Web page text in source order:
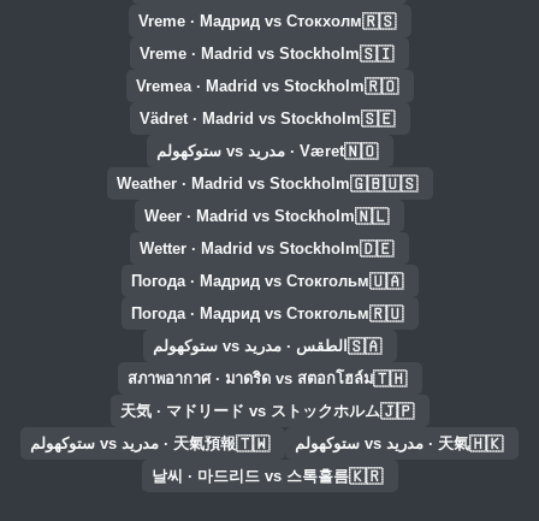
🇷🇸
Vreme · Мадрид vs Стокхолм
🇸🇮
Vreme · Madrid vs Stockholm
🇷🇴
Vremea · Madrid vs Stockholm
🇸🇪
Vädret · Madrid vs Stockholm
🇳🇴Været · مدريد vs ستوكهولم
🇬🇧🇺🇸
Weather · Madrid vs Stockholm
🇳🇱
Weer · Madrid vs Stockholm
🇩🇪
Wetter · Madrid vs Stockholm
🇺🇦
Погода · Мадрид vs Стокгольм
🇷🇺
Погода · Мадрид vs Стокгольм
🇸🇦 الطقس · مدريد vs ستوكهولم
🇹🇭
สภาพอากาศ · มาดริด vs สตอกโฮล์ม
🇯🇵
天気 · マドリード vs ストックホルム
🇭🇰天氣 · مدريد vs ستوكهولم 🇹🇼天氣預報 · مدريد vs ستوكهولم
🇰🇷
날씨 · 마드리드 vs 스톡홀름